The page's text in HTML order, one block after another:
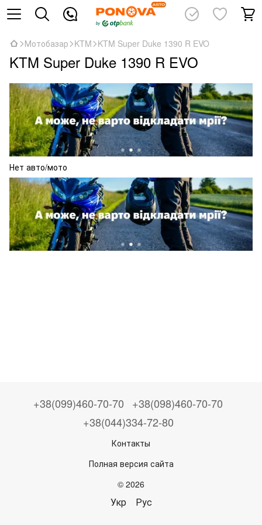
Мотобазар KTM KTM Super Duke 1390 R EVO
KTM Super Duke 1390 R EVO
Нет авто/мото
+38(099)460-70-70
+38(098)460-70-70
+38(044)334-72-80
Контакты
Полная версия сайта
© 2026
Укр Рус